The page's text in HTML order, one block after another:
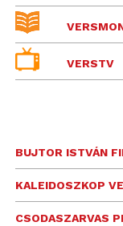
VERSTV
BUJTOR ISTVÁN
KALEIDOSZKOP
CSODASZARVAS